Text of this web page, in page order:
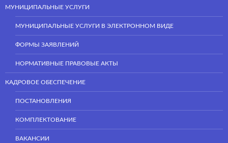
МУНИЦИПАЛЬНЫЕ УСЛУГИ
МУНИЦИПАЛЬНЫЕ УСЛУГИ В ЭЛЕКТРОННОМ ВИДЕ
ФОРМЫ ЗАЯВЛЕНИЙ
НОРМАТИВНЫЕ ПРАВОВЫЕ АКТЫ
КАДРОВОЕ ОБЕСПЕЧЕНИЕ
ПОСТАНОВЛЕНИЯ
КОМПЛЕКТОВАНИЕ
ВАКАНСИИ